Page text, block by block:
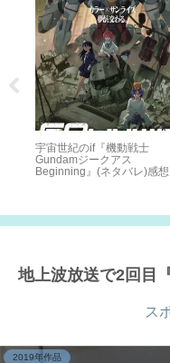
宇宙世紀のif『機動戦士
Gundamジークアス
Beginning』(ネタバレ)感
地上波放送で2回目
ス
2019年作品